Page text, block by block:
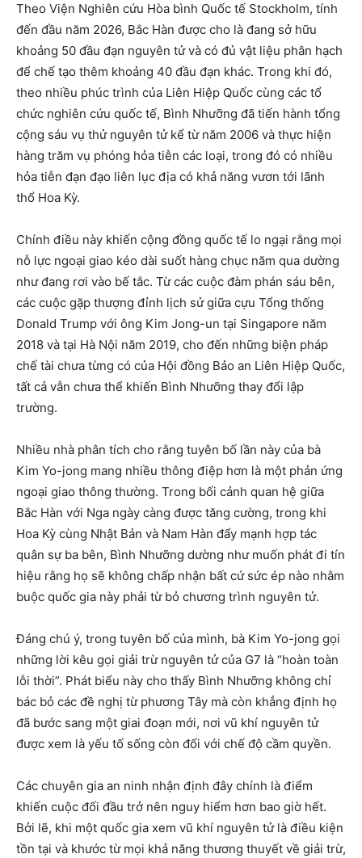
Theo Viện Nghiên cứu Hòa bình Quốc tế Stockholm, tính
đến đầu năm 2026, Bắc Hàn được cho là đang sở hữu
khoảng 50 đầu đạn nguyên tử và có đủ vật liệu phân hạch
để chế tạo thêm khoảng 40 đầu đạn khác. Trong khi đó,
theo nhiều phúc trình của Liên Hiệp Quốc cùng các tổ
chức nghiên cứu quốc tế, Bình Nhưỡng đã tiến hành tổng
cộng sáu vụ thử nguyên tử kể từ năm 2006 và thực hiện
hàng trăm vụ phóng hỏa tiễn các loại, trong đó có nhiều
hỏa tiễn đạn đạo liên lục địa có khả năng vươn tới lãnh
thổ Hoa Kỳ.
Chính điều này khiến cộng đồng quốc tế lo ngại rằng mọi
nỗ lực ngoại giao kéo dài suốt hàng chục năm qua dường
như đang rơi vào bế tắc. Từ các cuộc đàm phán sáu bên,
các cuộc gặp thượng đỉnh lịch sử giữa cựu Tổng thống
Donald Trump với ông Kim Jong-un tại Singapore năm
2018 và tại Hà Nội năm 2019, cho đến những biện pháp
chế tài chưa từng có của Hội đồng Bảo an Liên Hiệp Quốc,
tất cả vẫn chưa thể khiến Bình Nhưỡng thay đổi lập
trường.
Nhiều nhà phân tích cho rằng tuyên bố lần này của bà
Kim Yo-jong mang nhiều thông điệp hơn là một phản ứng
ngoại giao thông thường. Trong bối cảnh quan hệ giữa
Bắc Hàn với Nga ngày càng được tăng cường, trong khi
Hoa Kỳ cùng Nhật Bản và Nam Hàn đẩy mạnh hợp tác
quân sự ba bên, Bình Nhưỡng dường như muốn phát đi tín
hiệu rằng họ sẽ không chấp nhận bất cứ sức ép nào nhằm
buộc quốc gia này phải từ bỏ chương trình nguyên tử.
Đáng chú ý, trong tuyên bố của mình, bà Kim Yo-jong gọi
những lời kêu gọi giải trừ nguyên tử của G7 là “hoàn toàn
lỗi thời”. Phát biểu này cho thấy Bình Nhưỡng không chỉ
bác bỏ các đề nghị từ phương Tây mà còn khẳng định họ
đã bước sang một giai đoạn mới, nơi vũ khí nguyên tử
được xem là yếu tố sống còn đối với chế độ cầm quyền.
Các chuyên gia an ninh nhận định đây chính là điểm
khiến cuộc đối đầu trở nên nguy hiểm hơn bao giờ hết.
Bởi lẽ, khi một quốc gia xem vũ khí nguyên tử là điều kiện
tồn tại và khước từ mọi khả năng thương thuyết về giải trừ,